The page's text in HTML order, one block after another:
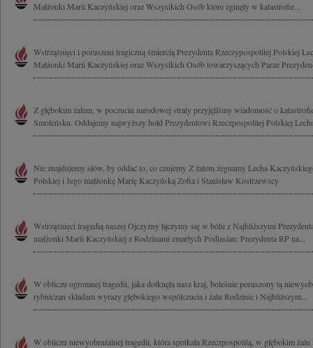
Małżonki Marii Kaczyńskiej oraz Wszystkich Osób które zginęły w katastrofie...
Wstrząśnięci i poruszeni tragiczną śmiercią Prezydenta Rzeczypospolitej Polskiej
Małżonki Marii Kaczyńskiej oraz Wszystkich Osób towarzyszących Parze
Z głębokim żalem, w poczuciu narodowej straty przyjęliśmy wiadomość o
Smoleńsku. Oddajemy najwyższy hołd Prezydentowi Rzeczpospolitej Polskiej
Nie znajdujemy słów, by oddać to, co czujemy Z żalem żegnamy Lecha
Polskiej i Jego małżonkę Marię Kaczyńską Zofia i Stanisław Kostrzewscy
Wstrząśnięci tragedią naszej Ojczyzny łączymy się w bólu z Najbliższymi
małżonki Marii Kaczyńskiej z Rodzinami zmarłych Podlasian: Prezydenta RP na...
W obliczu ogromnej tragedii, jaka dotknęła nasz kraj, boleśnie poruszony tą
rybniczan składam wyrazy głębokiego współczucia i żalu Rodzinie i Najbliższym...
W obliczu niewyobrażalnej tragedii, która spotkała Rzeczpospolitą, w głębokim żalu